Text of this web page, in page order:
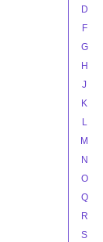
D
F
G
H
J
K
L
M
N
O
Q
R
S